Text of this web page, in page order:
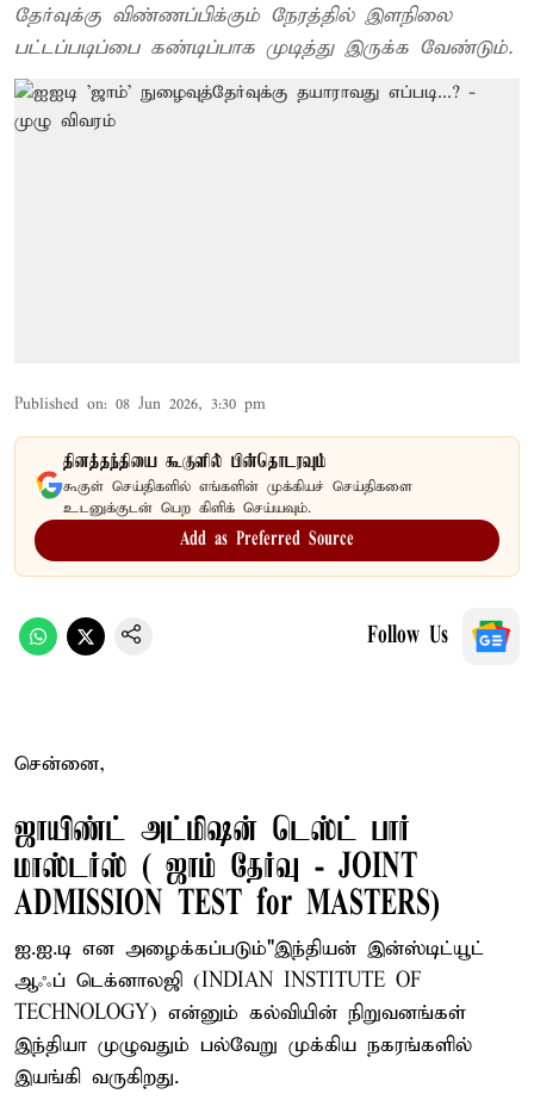
தேர்வுக்கு விண்ணப்பிக்கும் நேரத்தில் இளநிலை
பட்டப்படிப்பை கண்டிப்பாக முடித்து இருக்க வேண்டும்.
Published on: 08 Jun 2026, 3:30 pm
தினத்தந்தியை கூகுளில் பின்தொடரவும்
கூகுள் செய்திகளில் எங்களின் முக்கியச் செய்திகளை
உடனுக்குடன் பெற கிளிக் செய்யவும்.
Add as Preferred Source
Follow Us
சென்னை,
ஜாயிண்ட் அட்மிஷன் டெஸ்ட் பார்
மாஸ்டர்ஸ் ( ஜாம் தேர்வு - JOINT
ADMISSION TEST for MASTERS)
ஐ.ஐ.டி என அழைக்கப்படும்"இந்தியன் இன்ஸ்டிட்யூட்
ஆஃப் டெக்னாலஜி (INDIAN INSTITUTE OF
TECHNOLOGY) என்னும் கல்வியின் நிறுவனங்கள்
இந்தியா முழுவதும் பல்வேறு முக்கிய நகரங்களில்
இயங்கி வருகிறது.